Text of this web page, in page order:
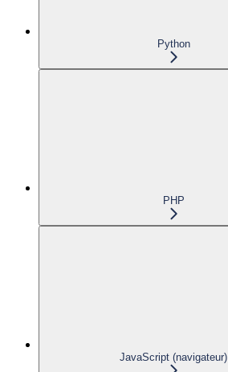
Python
PHP
JavaScript (navigateur)